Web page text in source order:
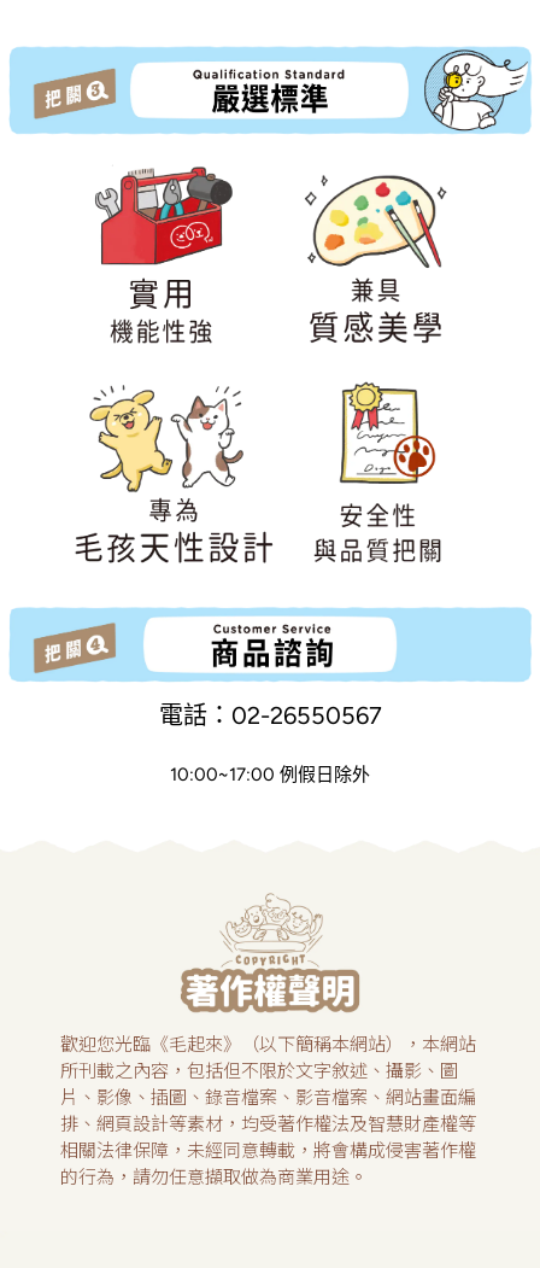
電話：02-26550567
10:00~17:00 例假日除外
歡迎您光臨《毛起來》（以下簡稱本網站），本網站
所刊載之內容，包括但不限於文字敘述、攝影、圖
片、影像、插圖、錄音檔案、影音檔案、網站畫面編
排、網頁設計等素材，均受著作權法及智慧財產權等
相關法律保障，未經同意轉載，將會構成侵害著作權
的行為，請勿任意擷取做為商業用途。